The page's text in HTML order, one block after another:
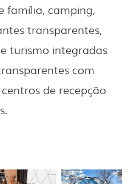
família, camping,
transparentes,
turismo integradas
com
de recepção